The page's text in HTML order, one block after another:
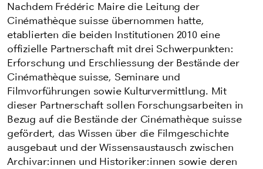
Nachdem Frédéric Maire die Leitung der
Cinémathèque suisse übernommen hatte,
etablierten die beiden Institutionen 2010 eine
offizielle Partnerschaft mit drei Schwerpunkten:
Erforschung und Erschliessung der Bestände der
Cinémathèque suisse, Seminare und
Filmvorführungen sowie Kulturvermittlung. Mit
dieser Partnerschaft sollen Forschungsarbeiten in
Bezug auf die Bestände der Cinémathèque suisse
gefördert, das Wissen über die Filmgeschichte
ausgebaut und der Wissensaustausch zwischen
Archivar:innen und Historiker:innen sowie deren